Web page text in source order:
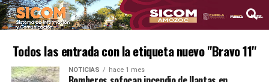
Todos las entrada con la etiqueta nuevo "Bravo 11"
NOTICIAS hace 1 mes